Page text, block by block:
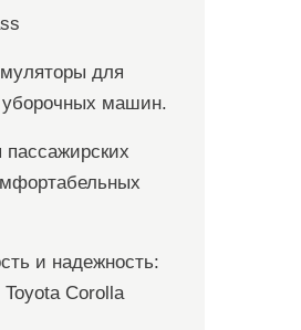
для
машин.
пассажирских
и надежность:
Corolla